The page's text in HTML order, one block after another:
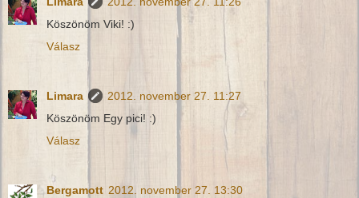
Köszönöm Viki! :)
Válasz
Limara
2012. november 27. 11:27
Köszönöm Egy pici! :)
Válasz
Bergamott 2012. november 27. 13:30